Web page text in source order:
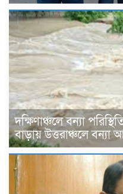
দক্ষিণাঞ্চলে বন্যা
বাড়ায় উত্তরাঞ্চলে বন্যা